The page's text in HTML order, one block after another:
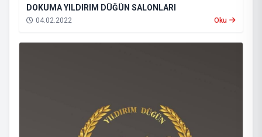
DOKUMA YILDIRIM DÜĞÜN SALONLARI
04.02.2022 Oku